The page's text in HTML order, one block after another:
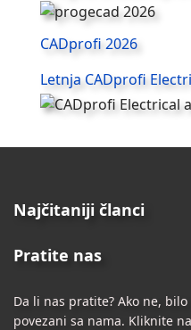
CADprofi 2026
Letnja CADprofi
Najčitaniji članci
Pratite nas
Da li nas pratite? Ako ne,
povezani sa nama. Kliknite